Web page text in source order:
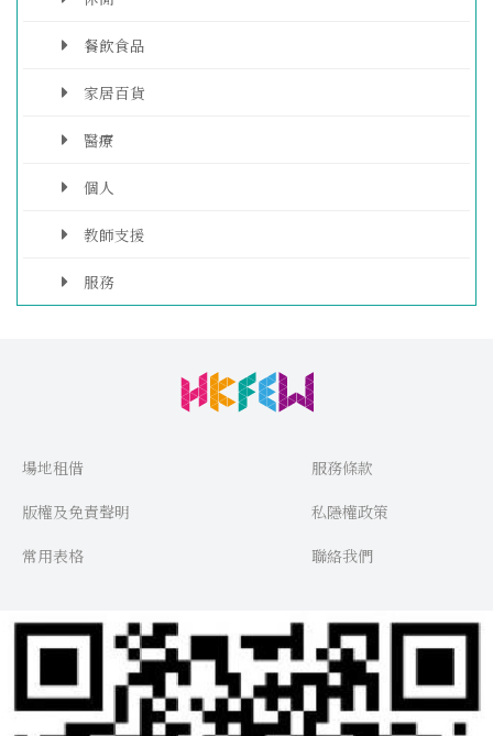
餐飲食品
家居百貨
醫療
個人
教師支援
服務
場地租借
服務條款
版權及免責聲明
私隱權政策
常用表格
聯絡我們